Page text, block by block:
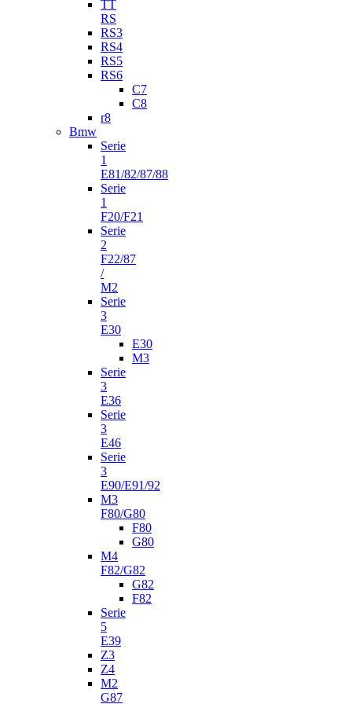
TT
RS
RS3
RS4
RS5
RS6
C7
C8
r8
Bmw
Serie
1
E81/82/87/88
Serie
1
F20/F21
Serie
2
F22/87
/
M2
Serie
3
E30
E30
M3
Serie
3
E36
Serie
3
E46
Serie
3
E90/E91/92
M3
F80/G80
F80
G80
M4
F82/G82
G82
F82
Serie
5
E39
Z3
Z4
M2
G87